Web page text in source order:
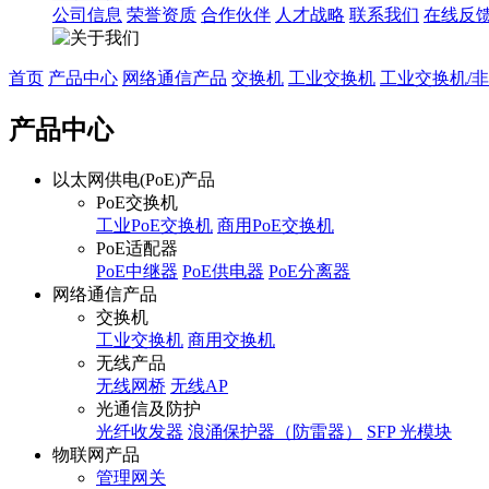
公司信息 荣誉资质 合作伙伴 人才战略 联系我们 在线反
首页 产品中心 网络通信产品 交换机 工业交换机 工业交换机/
产品中心
以太网供电(PoE)产品
PoE交换机
工业PoE交换机 商用PoE交换机
PoE适配器
PoE中继器 PoE供电器 PoE分离器
网络通信产品
交换机
工业交换机 商用交换机
无线产品
无线网桥 无线AP
光通信及防护
光纤收发器 浪涌保护器（防雷器）
SFP 光模块
物联网产品
管理网关